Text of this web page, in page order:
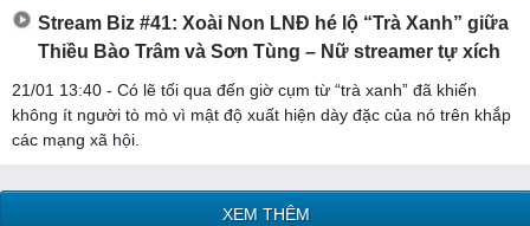
Stream Biz #41: Xoài Non LNĐ hé lộ “Trà Xanh” giữa
Thiều Bào Trâm và Sơn Tùng – Nữ streamer tự xích
21/01 13:40 - Có lẽ tối qua đến giờ cụm từ “trà xanh” đã khiến
không ít người tò mò vì mật độ xuất hiện dày đặc của nó trên khắp
các mạng xã hội.
XEM THÊM